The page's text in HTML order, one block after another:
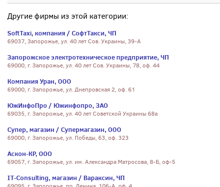
Другие фирмы из этой категории:
SoftTaxi, компания / СофтТакси, ЧП
69037, Запорожье, ул. 40 лет Сов. Украины, 39-А
Запорожское электротехническое предприятие, ЧП
69000, г. Запорожье, ул. 40 лет Сов. Украины, 78, оф. 44
Компания Уран, ООО
69000, г. Запорожье, ул. Днепровская 2, оф. 61
ЮжИнфоПро / Южинфопро, ЗАО
69035, г. Запорожье, ул. 40 лет Советской Украины 68а
Супер, магазин / Супермагазин, ООО
69000, г. Запорожье, ул. Победы, 63, оф. 323
Аскон-КР, ООО
69057, г. Запорожье, ул. им. Александра Матросова, 8-Б, оф-5
IT-Consulting, магазин / Вараксин, ЧП